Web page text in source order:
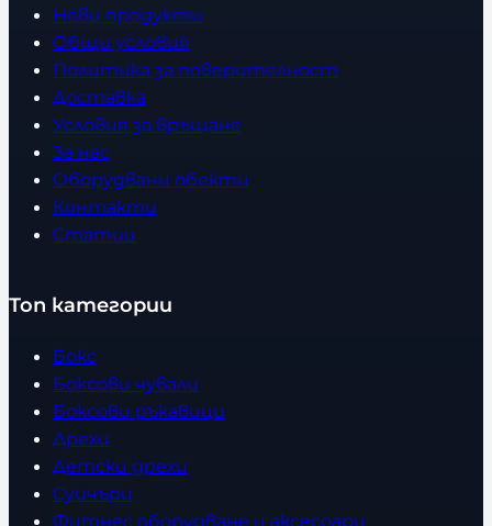
Нови продукти
Общи условия
Политика за поверителност
Доставка
Условия за връщане
За нас
Оборудвани обекти
Контакти
Статии
Топ категории
Бокс
Боксови чували
Боксови ръкавици
Дрехи
Детски дрехи
Суичъри
Фитнес оборудване и аксесоари